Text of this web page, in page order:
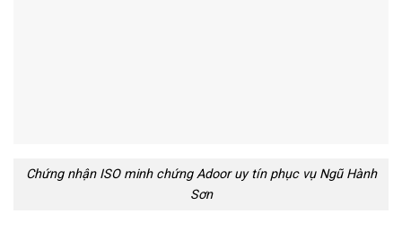
Chứng nhận ISO minh chứng Adoor uy tín phục vụ Ngũ Hành
Sơn